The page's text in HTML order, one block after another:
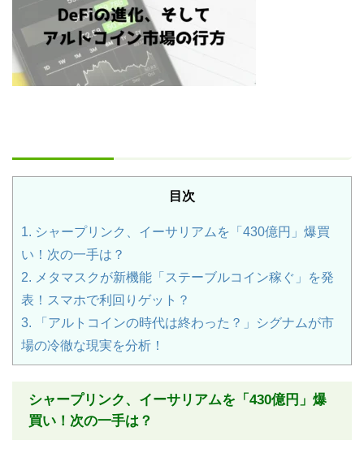
目次
1. シャープリンク、イーサリアムを「430億円」爆買
い！次の一手は？
2. メタマスクが新機能「ステーブルコイン稼ぐ」を発
表！スマホで利回りゲット？
3. 「アルトコインの時代は終わった？」シグナムが市
場の冷徹な現実を分析！
シャープリンク、イーサリアムを「430億円」爆
買い！次の一手は？